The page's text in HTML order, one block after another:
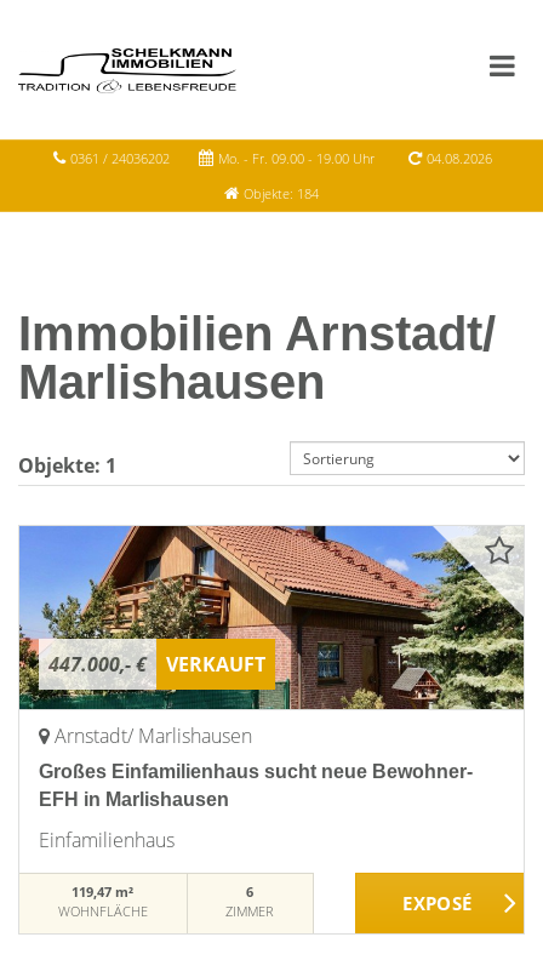
0361 / 24036202 Mo. - Fr. 09.00 - 19.00 Uhr
04.08.2026
Objekte: 184
Immobilien Arnstadt/
Marlishausen
Objekte: 1
447.000,- € VERKAUFT
Arnstadt/ Marlishausen
Großes Einfamilienhaus sucht neue Bewohner-
EFH in Marlishausen
Einfamilienhaus
119,47 m²
WOHNFLÄCHE
6
ZIMMER